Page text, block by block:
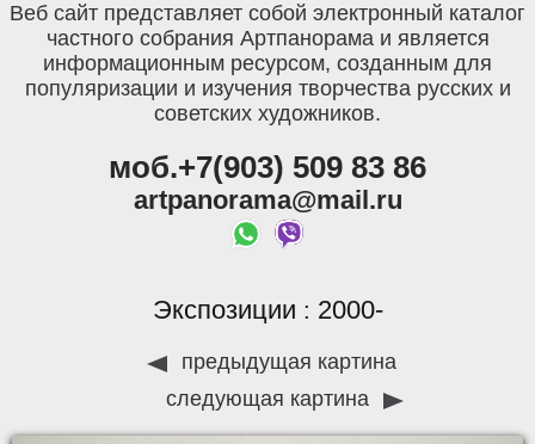
Веб сайт представляет собой электронный каталог
частного собрания Артпанорама и является
информационным ресурсом, созданным для
популяризации и изучения творчества русских и
советских художников.
моб.+7(903) 509 83 86
artpanorama@mail.ru
Экспозиции : 2000-
предыдущая картина
следующая картина